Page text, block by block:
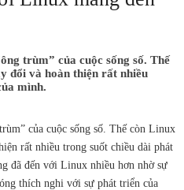
trùm” của cuộc sống số. Thế
đổi và hoàn thiện rất nhiều
mình.
của cuộc sống số. Thế còn Linux
rất nhiều trong suốt chiều dài phát
đã đến với Linux nhiều hơn nhờ sự
thích nghi với sự phát triển của